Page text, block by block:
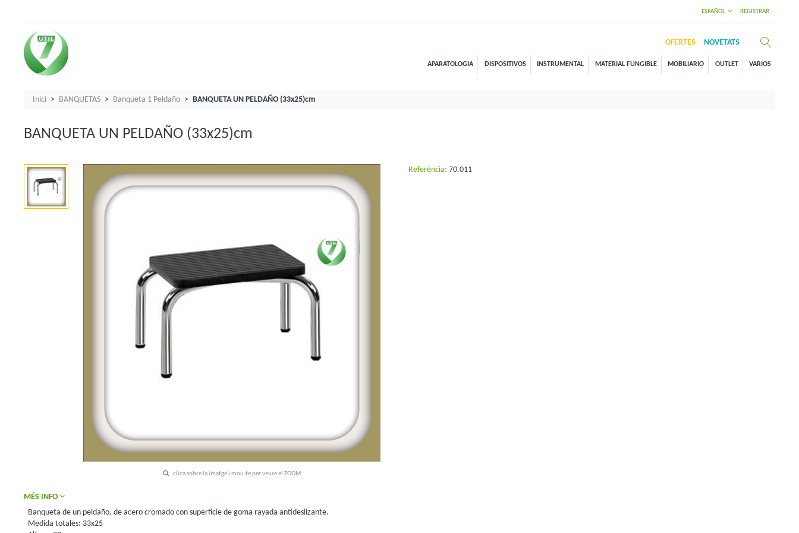
ESPAÑOL REGISTRAR
OFERTES NOVETATS
APARATOLOGIA DISPOSITIVOS INSTRUMENTAL MATERIAL FUNGIBLE MOBILIARIO OUTLET VARIOS
Inici BANQUETAS Banqueta 1 Peldaño BANQUETA UN PELDAÑO (33x25)cm
BANQUETA UN PELDAÑO (33x25)cm
clica sobre la imatge i mou-te per veure el ZOOM
Referència: 70.011
MÉS INFO
Banqueta de un peldaño, de acero cromado con superficie de goma rayada antideslizante.
Medida totales: 33x25